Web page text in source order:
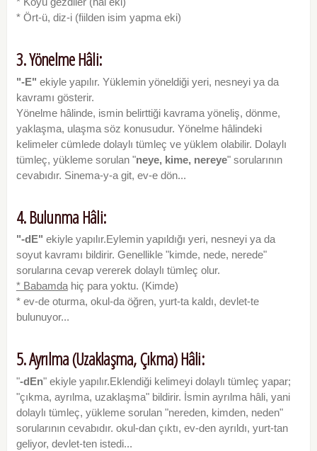
* Ört-ü, diz-i (fiilden isim yapma eki)
3. Yönelme Hâli:
"-E" ekiyle yapılır. Yüklemin yöneldiği yeri, nesneyi ya da
kavramı gösterir.
Yönelme hâlinde, ismin belirttiği kavrama yöneliş, dönme,
yaklaşma, ulaşma söz konusudur. Yönelme hâlindeki
kelimeler cümlede dolaylı tümleç ve yüklem olabilir. Dolaylı
tümleç, yükleme sorulan "neye, kime, nereye" sorularının
cevabıdır. Sinema-y-a git, ev-e dön...
4. Bulunma Hâli:
"-dE" ekiyle yapılır.Eylemin yapıldığı yeri, nesneyi ya da
soyut kavramı bildirir. Genellikle "kimde, nede, nerede"
sorularına cevap vererek dolaylı tümleç olur.
* Babamdahiç para yoktu. (Kimde)
* ev-de oturma, okul-da öğren, yurt-ta kaldı, devlet-te
bulunuyor...
5. Ayrılma (Uzaklaşma, Çıkma) Hâli:
"-dEn" ekiyle yapılır.Eklendiği kelimeyi dolaylı tümleç yapar;
"çıkma, ayrılma, uzaklaşma" bildirir. İsmin ayrılma hâli, yani
dolaylı tümleç, yükleme sorulan "nereden, kimden, neden"
sorularının cevabıdır. okul-dan çıktı, ev-den ayrıldı, yurt-tan
geliyor, devlet-ten istedi...